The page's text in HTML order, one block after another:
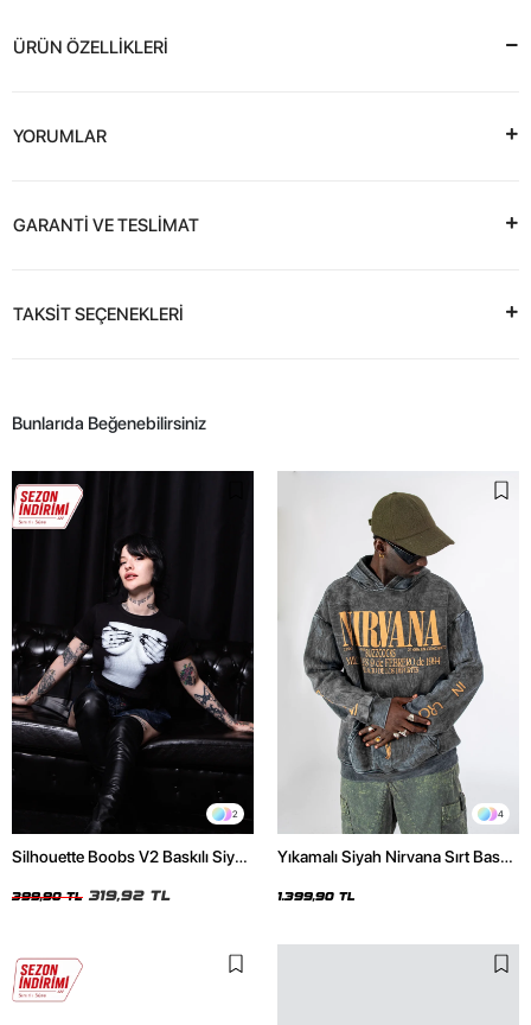
ÜRÜN ÖZELLİKLERİ
YORUMLAR
GARANTİ VE TESLİMAT
TAKSİT SEÇENEKLERİ
Bunlarıda Beğenebilirsiniz
2
Silhouette Boobs V2 Baskılı Siyah
399,90 TL 319,92 TL
4
Yıkamalı Siyah Nirvana Sırt Baskılı
1.399,90 TL